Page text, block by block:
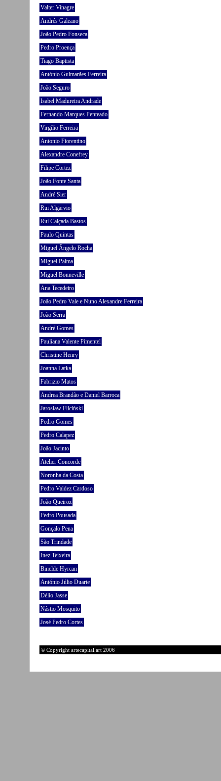
Valter Vinagre
Andrés Galeano
João Pedro Fonseca
Pedro Proença
Tiago Baptista
António Guimarães Ferreira
João Seguro
Isabel Madureira Andrade
Fernando Marques Penteado
Virgílio Ferreira
Antonio Fiorentino
Alexandre Conefrey
Filipe Cortez
João Fonte Santa
André Sier
Rui Algarvio
Rui Calçada Bastos
Paulo Quintas
Miguel Ângelo Rocha
Miguel Palma
Miguel Bonneville
Ana Tecedeiro
João Pedro Vale e Nuno Alexandre Ferreira
João Serra
André Gomes
Pauliana Valente Pimentel
Christine Henry
Joanna Latka
Fabrizio Matos
Andrea Brandão e Daniel Barroca
Jarosław Fliciński
Pedro Gomes
Pedro Calapez
João Jacinto
Atelier Concorde
Noronha da Costa
Pedro Valdez Cardoso
João Queiroz
Pedro Pousada
Gonçalo Pena
São Trindade
Inez Teixeira
Binelde Hyrcan
António Júlio Duarte
Délio Jasse
Nástio Mosquito
José Pedro Cortes
© Copyright artecapital.art 2006